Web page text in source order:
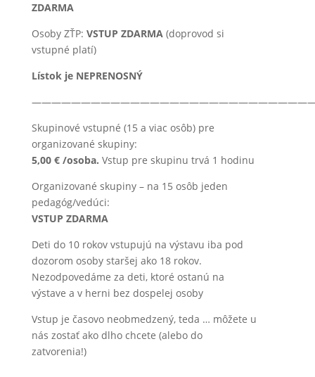
ZDARMA
Osoby ZŤP: VSTUP ZDARMA(doprovod si
vstupné platí)
Lístok je NEPRENOSNÝ
Skupinové vstupné (15 a viac osôb) pre
organizované skupiny:
5,00 € /osoba. Vstup pre skupinu trvá 1 hodinu
Organizované skupiny – na 15 osôb jeden
pedagóg/vedúci:
VSTUP ZDARMA
Deti do 10 rokov vstupujú na výstavu iba pod
dozorom osoby staršej ako 18 rokov.
Nezodpovedáme za deti, ktoré ostanú na
výstave a v herni bez dospelej osoby
Vstup je časovo neobmedzený, teda … môžete u
nás zostať ako dlho chcete (alebo do
zatvorenia!)